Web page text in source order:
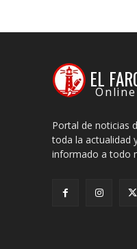
EL
Online
Portal de noticias
toda la actualidad
informado a todo